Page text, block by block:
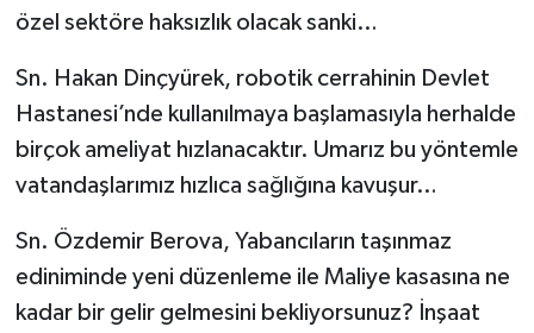
özel sektöre haksızlık olacak sanki…
Sn. Hakan Dinçyürek, robotik cerrahinin Devlet
Hastanesi’nde kullanılmaya başlamasıyla herhalde
birçok ameliyat hızlanacaktır. Umarız bu yöntemle
vatandaşlarımız hızlıca sağlığına kavuşur…
Sn. Özdemir Berova, Yabancıların taşınmaz
ediniminde yeni düzenleme ile Maliye kasasına ne
kadar bir gelir gelmesini bekliyorsunuz? İnşaat